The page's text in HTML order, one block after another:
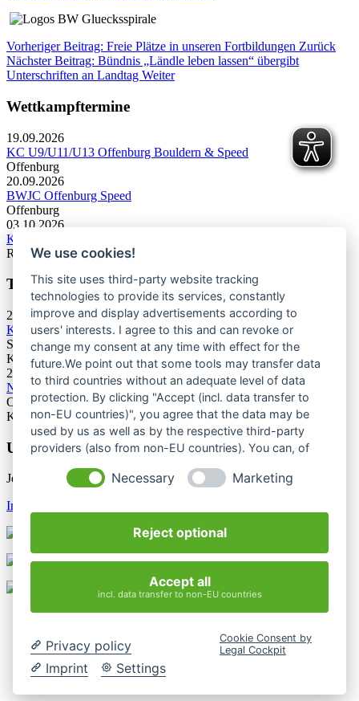
Vorheriger Beitrag: Freie Plätze in unseren Fortbildungen Zurück
Nächster Beitrag: Bündnis „Ländle leben lassen“ übergibt
Unterschriften an Landtag Weiter
Wettkampftermine
19.09.2026
KC U9/U11/U13 Offenburg Bouldern & Speed
Offenburg
20.09.2026
BWJC Offenburg Speed
Offenburg
03.10.2026
KC U13 Rottweil Toprope & Speed
Rottweil
Termine Bergsport & Naturschutz
28.11.2026
Kletterforum 2026
Stuttgart
Kategorie: Tagung
25.06.2027
Naturschutztagung 2027
Oberes Donautal, Beuron
Kategorie: Tagung
Unsere Newsletter
Jetzt unsere Newsletter entdecken
Infos & Anmeldung
Kontakt
Datenschutzerklärung
Mediathek
Login
We use cookies!
This site uses third-party website tracking
technologies to provide its services, constantly
improve and display advertisements according to
users' interests. I agree to this and can revoke or
change my consent at any time with effect for the
future.We point out that some tools may transfer data
to third countries without an adequate level of data
protection. By clicking "Accept (incl. data transfer to
non-EU countries)", you agree that the data may be
used by us as well as by the respective third-party
providers (also from non-EU countries). You can, of
Necessary Marketing
Reject optional
Accept all
incl. data transfer to non-EU countries
Privacy policy
Imprint
Settings
Cookie Consent by
Legal Cockpit